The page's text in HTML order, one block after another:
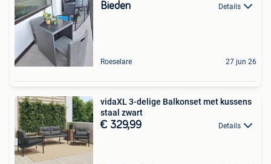
Bieden Details
Roeselare 27 jun 26
vidaXL 3-delige Balkonset met kussens
staal zwart
€ 329,99 Details